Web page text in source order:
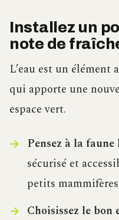
Installez un
note de
L’eau est un
qui apporte une
espace vert.
Pensez à la faune
sécurisé et
petits
Choisissez le bon